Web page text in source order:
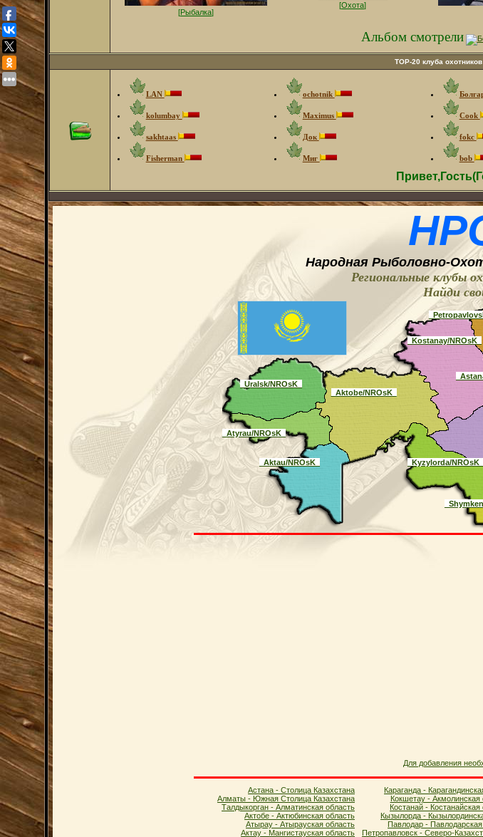
[Рыбалка]
[Охота]
Альбом смотрели
ТOP-20 клуба
LAN ochotnik
kolumbay Maximus Cook
sakhtaas Док fokc
Fisherman Миг bob
Народная Рыболовно-O
Региональные клубы
Найди
_Kostanay/NROsK_
_Uralsk/NROsK_
_Aktobe/NROsK_
_Atyrau/NROsK_
_Aktau/NROsK_
_Kyzylorda/NROsK_
Для добавления
Астана - Столица Казахстана
Алматы - Южная Столица Казахстана
Талдыкорган - Алматинская область
Актобе - Актюбинская область
Атырау - Атырауская область
Актау - Мангистауская область
Караганда -
Кокшетау - Акмолинская
Костанай - Костанайская
Кызылорда -
Павлодар -
Петропавловск - Северо-